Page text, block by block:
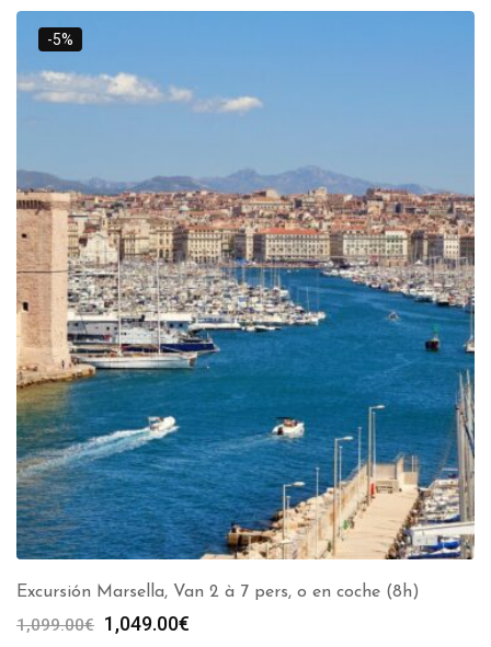
-5%
Excursión Marsella, Van 2 à 7 pers, o en coche (8h)
1,099.00€ El
1,049.00€